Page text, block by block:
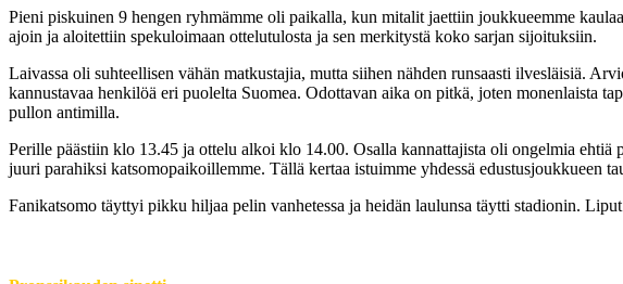
Pieni piskuinen 9 hengen ryhmämme oli paikalla, kun mitalit jaettiin joukkueemme
ajoin ja aloitettiin spekuloimaan ottelutulosta ja sen merkitystä koko sarjan sijoituksiin.
Laivassa oli suhteellisen vähän matkustajia, mutta siihen nähden runsaasti ilvesläisiä.
kannustavaa henkilöä eri puolelta Suomea. Odottavan aika on pitkä, joten monenlaista
pullon antimilla.
Perille päästiin klo 13.45 ja ottelu alkoi klo 14.00. Osalla kannattajista oli ongelmia ehtiä
juuri parahiksi katsomopaikoillemme. Tällä kertaa istuimme yhdessä edustusjoukkueen
Fanikatsomo täyttyi pikku hiljaa pelin vanhetessa ja heidän laulunsa täytti stadionin.